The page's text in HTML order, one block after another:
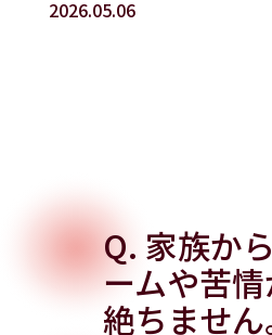
2026.05.06
Q. 家族か
ームや苦
絶ちませ